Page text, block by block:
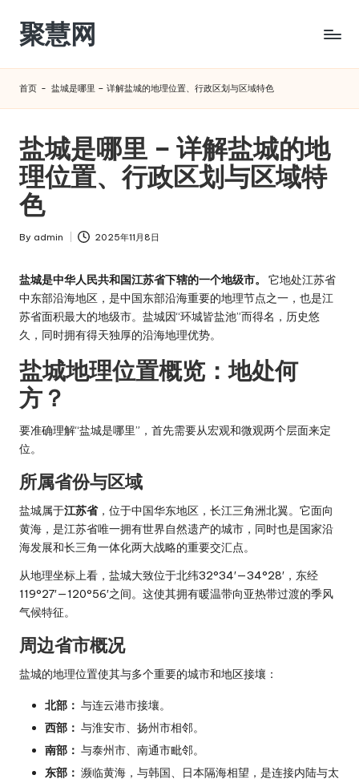
Skip
content
聚慧网
首页 - 盐城是哪里 – 详解盐城的地理位置、行政区划与区域特色
盐城是哪里 – 详解盐城的地
理位置、行政区划与区域特
色
Posted
By admin 2025年11月8日
盐城是中华人民共和国江苏省下辖的一个地级市。
它地处江苏省
中东部沿海地区，是中国东部沿海重要的地理节点之一，也是江
苏省面积最大的地级市。盐城因“环城皆盐池”而得名，历史悠
久，同时拥有得天独厚的沿海地理优势。
盐城地理位置概览：地处何
方？
要准确理解“盐城是哪里”，首先需要从宏观和微观两个层面来定
位。
所属省份与区域
盐城属于江苏省，位于中国华东地区，长江三角洲北翼。它面向
黄海，是江苏省唯一拥有世界自然遗产的城市，同时也是国家沿
海发展和长三角一体化两大战略的重要交汇点。
从地理坐标上看，盐城大致位于北纬32°34′—34°28′，东经
119°27′—120°56′之间。这使其拥有暖温带向亚热带过渡的季风
气候特征。
周边省市概况
盐城的地理位置使其与多个重要的城市和地区接壤：
北部： 与连云港市接壤。
西部： 与淮安市、扬州市相邻。
南部： 与泰州市、南通市毗邻。
东部： 濒临黄海，与韩国、日本隔海相望，是连接内陆与太